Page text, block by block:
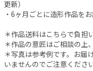
更新）
・6ヶ月ごとに造形作品を
＊作品送料はこちらで負担
＊作品の意匠はご相談の上
＊写真は参考例です。お届
いませんのでご注意ください